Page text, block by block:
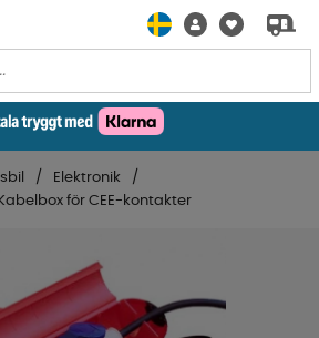
Elektronik
Kabelbox för CEE-kontakter